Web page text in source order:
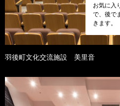
お気に入
で、後で
きます。
羽後町文化交流施設 美里音